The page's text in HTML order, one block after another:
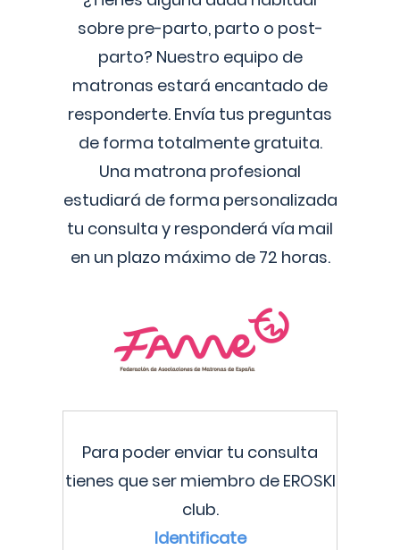
sobre pre-parto, parto o post-
parto? Nuestro equipo de
matronas estará encantado de
responderte. Envía tus preguntas
de forma totalmente gratuita.
Una matrona profesional
estudiará de forma personalizada
tu consulta y responderá vía mail
en un plazo máximo de 72 horas.
Para poder enviar tu consulta
tienes que ser miembro de EROSKI
club.
Identificate